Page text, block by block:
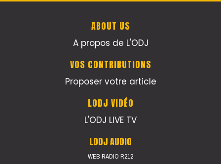
ABOUT US
A propos de L'ODJ
VOS CONTRIBUTIONS
Proposer votre article
LODJ VIDÉO
L'ODJ LIVE TV
LODJ AUDIO
WEB RADIO R212